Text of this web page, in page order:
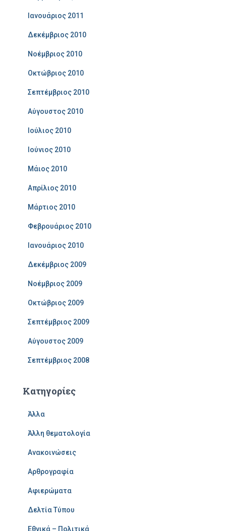
Ιανουάριος 2011
Δεκέμβριος 2010
Νοέμβριος 2010
Οκτώβριος 2010
Σεπτέμβριος 2010
Αύγουστος 2010
Ιούλιος 2010
Ιούνιος 2010
Μάιος 2010
Απρίλιος 2010
Μάρτιος 2010
Φεβρουάριος 2010
Ιανουάριος 2010
Δεκέμβριος 2009
Νοέμβριος 2009
Οκτώβριος 2009
Σεπτέμβριος 2009
Αύγουστος 2009
Σεπτέμβριος 2008
Kατηγορίες
Άλλα
Άλλη θεματολογία
Ανακοινώσεις
Αρθρογραφία
Αφιερώματα
Δελτία Τύπου
Εθνικά – Πολιτικά